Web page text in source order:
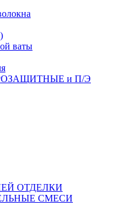
ваты
и П/Э
ОТДЕЛКИ
СМЕСИ